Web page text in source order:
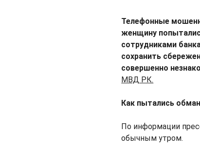
Телефонные
женщину
сотрудниками
сохранить
совершенно
МВД РК.
Как пытались
По информации
обычным утром.